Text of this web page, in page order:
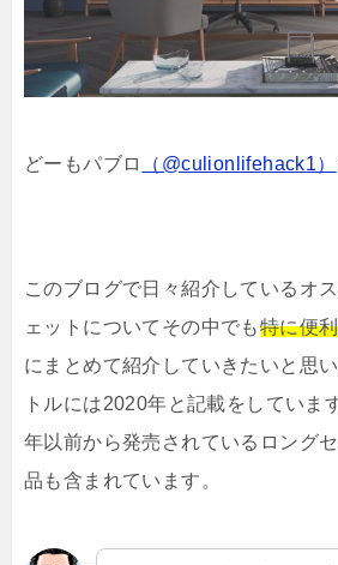
どーもパブロ （@culionlifehack1）
このブログで日々紹介しているオ
ェットについてその中でも特に便
にまとめて紹介していきたいと思
トルには2020年と記載をしていま
年以前から発売されているロング
品も含まれています。